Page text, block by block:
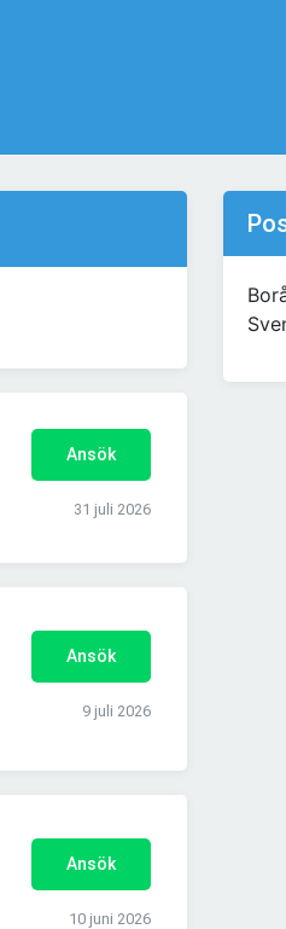
Ansök
31 juli 2026
Ansök
9 juli 2026
Ansök
10 juni 2026